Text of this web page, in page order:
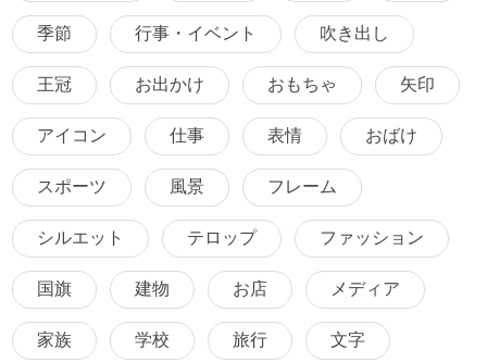
季節 行事・イベント 吹き出し
王冠 お出かけ おもちゃ 矢印
アイコン 仕事 表情 おばけ
スポーツ 風景 フレーム
シルエット テロップ ファッション
国旗 建物 お店 メディア
家族 学校 旅行 文字